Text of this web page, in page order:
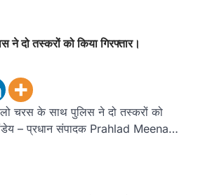
दो तस्करों को किया गिरफ्तार।
चरस के साथ पुलिस ने दो तस्करों को
– प्रधान संपादक Prahlad Meena…